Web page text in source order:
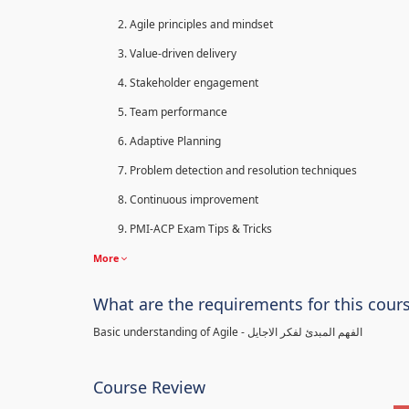
Agile principles and mindset
Value-driven delivery
Stakeholder engagement
Team performance
Adaptive Planning
Problem detection and resolution techniques
Continuous improvement
PMI-ACP Exam Tips & Tricks
More
What are the requirements for this
Basic understanding of Agile - الفهم المبدئ لفكر الاجايل
Course Review